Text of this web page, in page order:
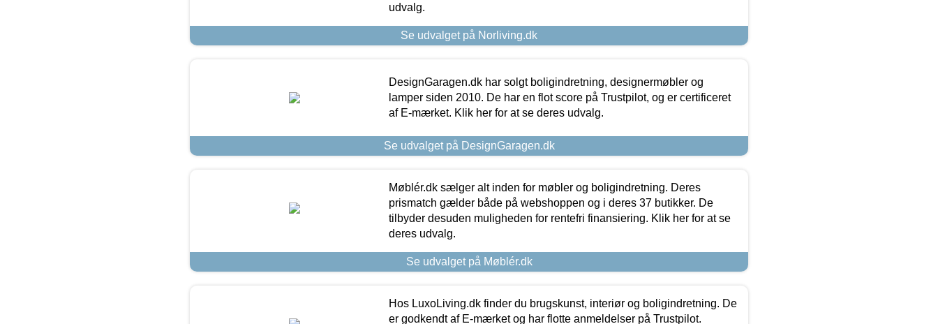
udvalg.
Se udvalget på Norliving.dk
DesignGaragen.dk har solgt boligindretning, designermøbler og
lamper siden 2010. De har en flot score på Trustpilot, og er certificeret
af E-mærket. Klik her for at se deres udvalg.
Se udvalget på DesignGaragen.dk
Møblér.dk sælger alt inden for møbler og boligindretning. Deres
prismatch gælder både på webshoppen og i deres 37 butikker. De
tilbyder desuden muligheden for rentefri finansiering. Klik her for at se
deres udvalg.
Se udvalget på Møblér.dk
Hos LuxoLiving.dk finder du brugskunst, interiør og boligindretning. De
er godkendt af E-mærket og har flotte anmeldelser på Trustpilot.